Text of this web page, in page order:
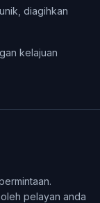
diagihkan
kelajuan
pelayan anda